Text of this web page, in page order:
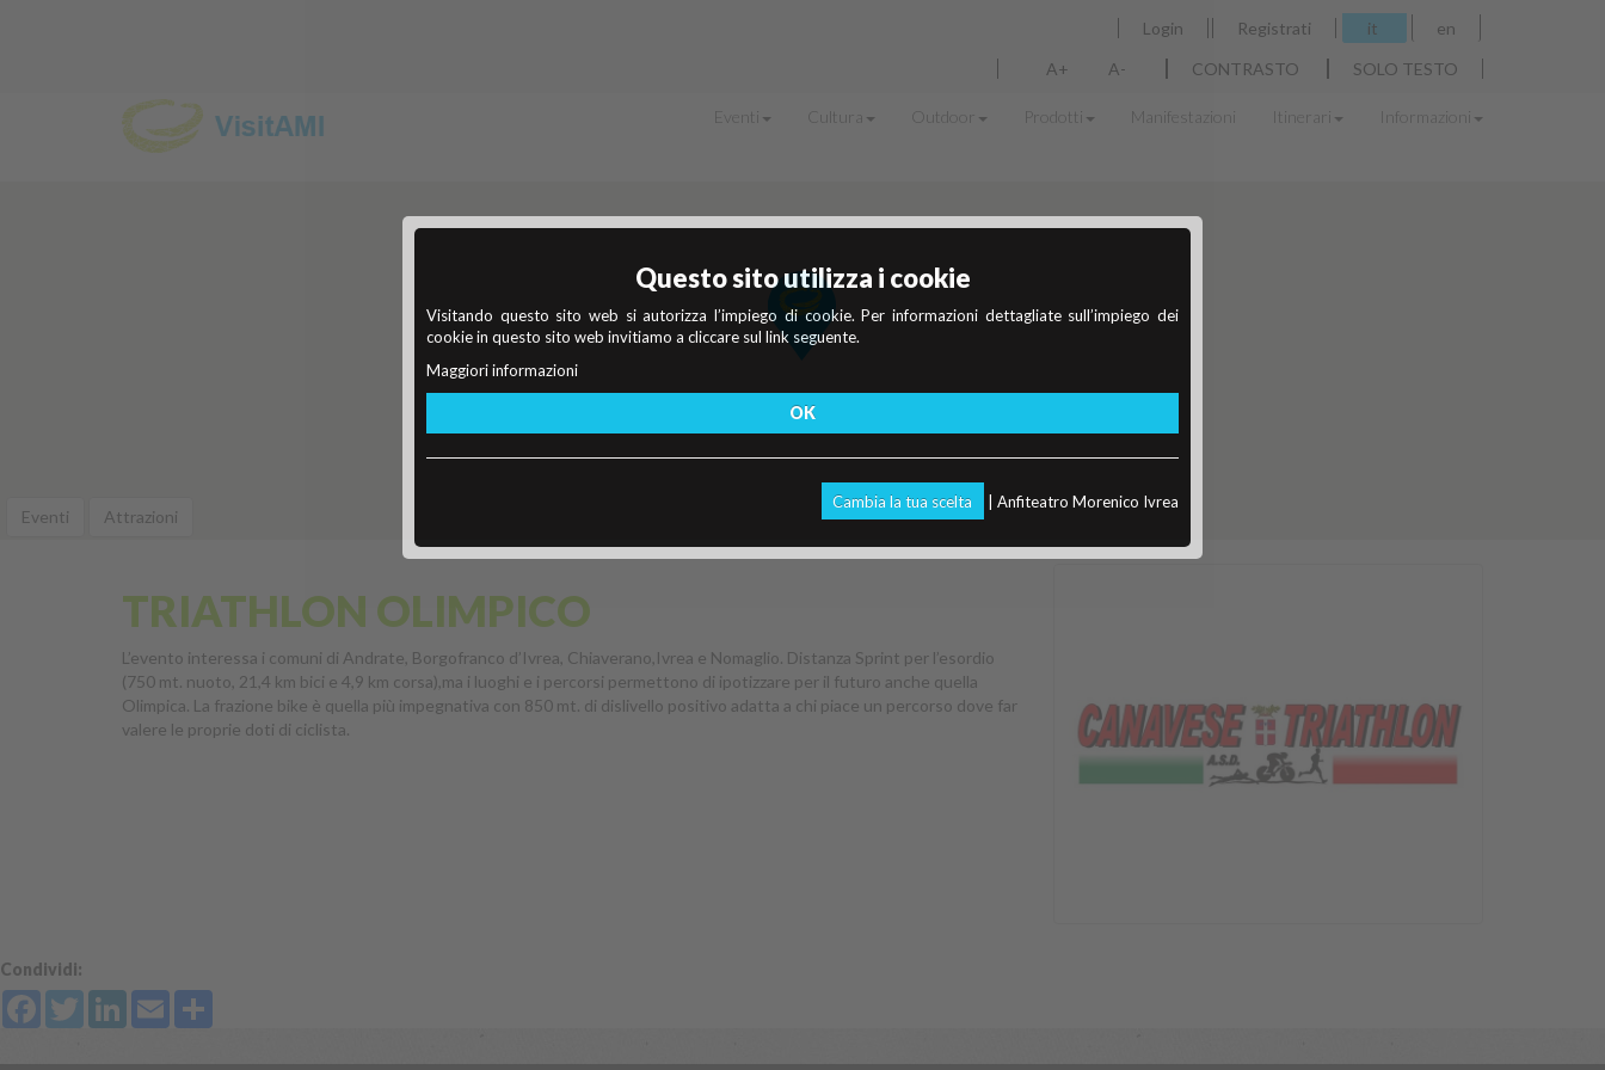
Login Registrati it
en
A+
A- CONTRASTO SOLO TESTO
Eventi Cultura Outdoor Prodotti Manifestazioni Itinerari Informazioni
TRIATHLON OLIMPICO
L’evento interessa i comuni di Andrate, Borgofranco d’Ivrea, Chiaverano,Ivrea e Nomaglio. Distanza Sprint per l’esordio
(750 mt. nuoto, 21,4 km bici e 4,9 km corsa),ma i luoghi e i percorsi permettono di ipotizzare per il futuro anche quella
Olimpica. La frazione bike è quella più impegnativa con 850 mt. di dislivello positivo adatta a chi piace un percorso dove far
valere le proprie doti di ciclista.
Condividi:
FacebookTwitterLinkedInEmail
Questo sito utilizza i cookie
Visitando questo sito web si autorizza l’impiego di cookie. Per informazioni dettagliate sull’impiego dei
cookie in questo sito web invitiamo a cliccare sul link seguente.
Maggiori informazioni
OK
Cambia la tua scelta | Anfiteatro Morenico Ivrea